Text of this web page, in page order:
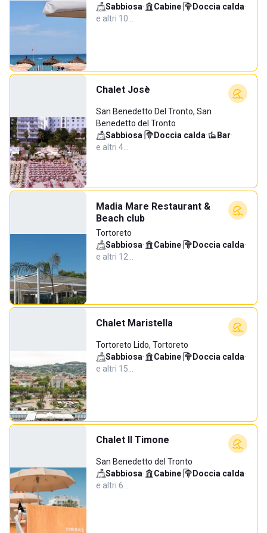
Sabbiosa· Cabine· Doccia calda·
e altri 10…
Chalet Josè
San Benedetto Del Tronto, San
Benedetto del Tronto
Sabbiosa· Doccia calda· Bar·
e altri 4…
Madia Mare Restaurant &
Beach club
Tortoreto
Sabbiosa· Cabine· Doccia calda·
e altri 12…
Chalet Maristella
Tortoreto Lido, Tortoreto
Sabbiosa· Cabine· Doccia calda·
e altri 15…
Chalet Il Timone
San Benedetto del Tronto
Sabbiosa· Cabine· Doccia calda·
e altri 6…